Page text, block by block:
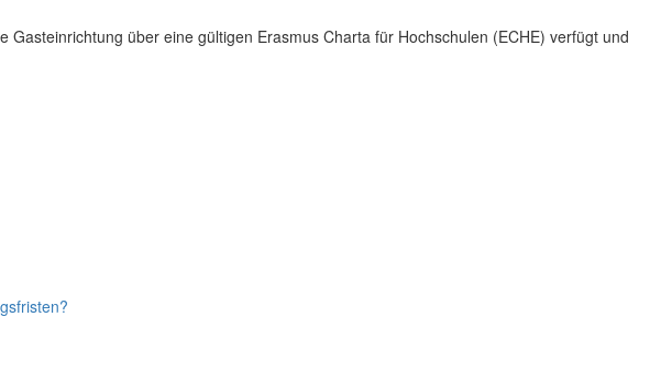
Gasteinrichtung über eine gültigen Erasmus Charta für Hochschulen (ECHE) verfügt und